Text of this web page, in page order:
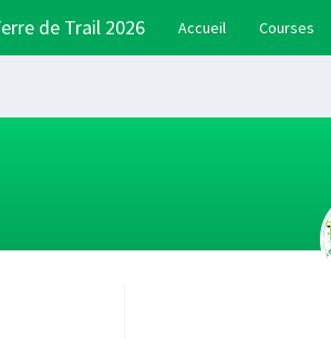
de Trail 2026 Accueil Courses